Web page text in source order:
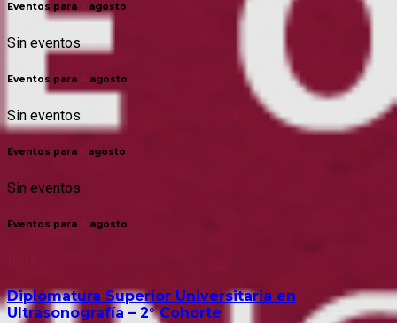
Eventos para agosto
Sin eventos
Eventos para agosto
Sin eventos
Eventos para agosto
Sin eventos
Eventos para agosto
Diplomatura Superior Universitaria en
Ultrasonografía – 2° Cohorte